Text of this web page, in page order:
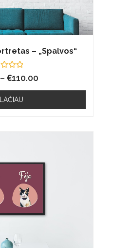
– „Spalvos“
– €110.00